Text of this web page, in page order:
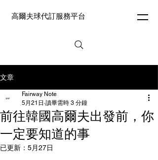
高爾夫球代訂服務平台
文章
前往韓國高爾夫出發前，你
一定要知道的事
Fairway Note
5月21日 讀畢需時 3 分鐘
已更新： 5月27日